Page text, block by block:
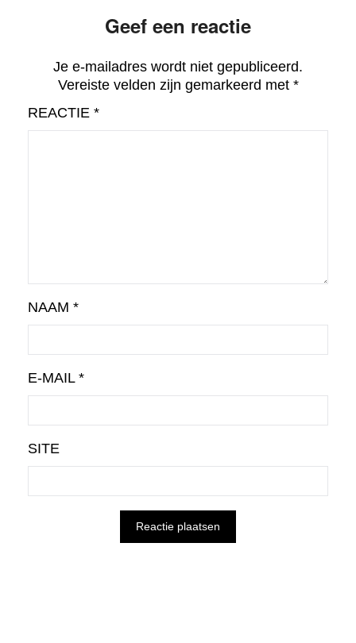
Geef een reactie
Je e-mailadres wordt niet gepubliceerd.
Vereiste velden zijn gemarkeerd met *
REACTIE *
NAAM *
E-MAIL *
SITE